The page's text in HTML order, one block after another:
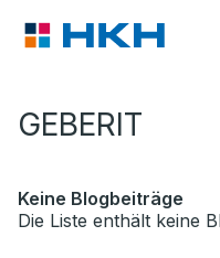
GEBERIT
Keine Blogbeiträge
Die Liste enthält keine